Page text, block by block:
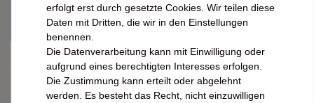
Nicht lieferbar? Schreiben Sie uns einfach anFeineHeimat. Oft
können wir den Artikel kurzfristig für Sie beschaffen.
Artikelnummer
1 Stck.
erfolgt erst durch gesetzte Cookies. Wir teilen diese
Daten mit Dritten, die wir in den Einstellungen
benennen.
Die Datenverarbeitung kann mit Einwilligung oder
aufgrund eines berechtigten Interesses erfolgen.
Die Zustimmung kann erteilt oder abgelehnt
werden. Es besteht das Recht, nicht einzuwilligen